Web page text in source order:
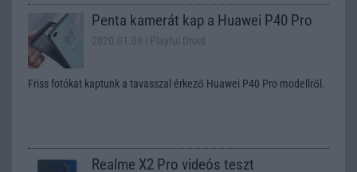
Penta kamerát kap a Huawei P40 Pro
2020.01.08 | Playful Droid
Friss fotókat kaptunk a tavasszal érkező Huawei P40 Pro modellről.
Realme X2 Pro videós teszt